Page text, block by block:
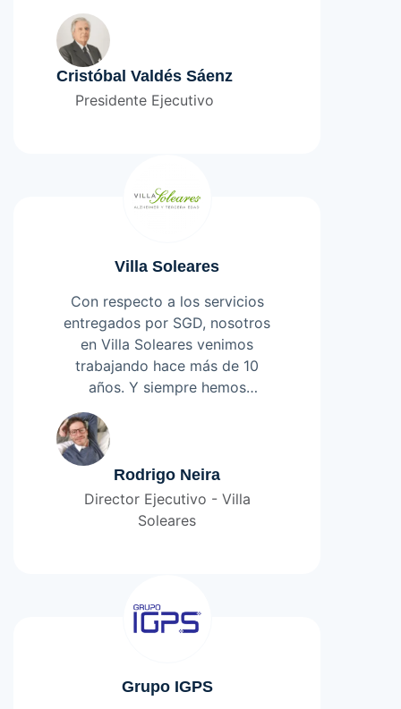
plataformas y tendencias
relacionadas con nuestro portal
www.oticdelcomercio.cl.
Cuentan para ello con un equipo
competente y profesional.
Leer más
Cristóbal Valdés Sáenz
Presidente Ejecutivo
Villa Soleares
Con respecto a los servicios
entregados por SGD, nosotros
en Villa Soleares venimos
trabajando hace más de 10
años. Y siempre hemos
valorado mucho la flexibilidad y
compromiso que encontramos
en las personas que trabajan en
SGD. Valoramos mucho la
posición que tienen en el
liderazgo tecnológico, logrando
Leer más
Rodrigo Neira
Director Ejecutivo - Villa
Soleares
Grupo IGPS